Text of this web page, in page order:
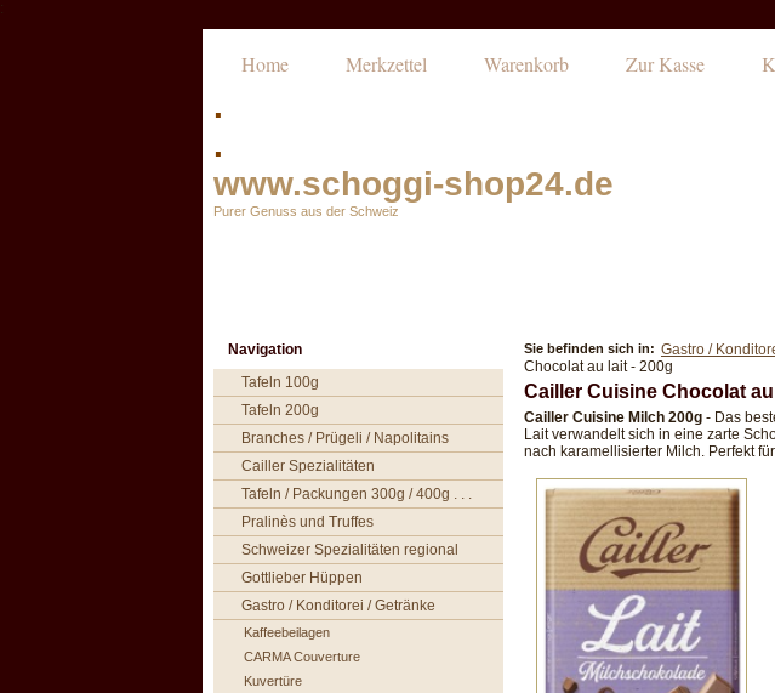
:
Home Merkzettel Warenkorb Zur Kasse
.
.
www.schoggi-shop24.de
Purer Genuss aus der Schweiz
Navigation
Tafeln 100g
Tafeln 200g
Branches / Prügeli / Napolitains
Cailler Spezialitäten
Tafeln / Packungen 300g / 400g . . .
Pralinès und Truffes
Schweizer Spezialitäten regional
Gottlieber Hüppen
Gastro / Konditorei / Getränke
Kaffeebeilagen
CARMA Couverture
Kuvertüre
Sie befinden sich in: Gastro /
Chocolat au lait - 200g
Cailler Cuisine Chocolat au
Cailler Cuisine Milch 200g - Das
Lait verwandelt sich in eine zarte
nach karamellisierter Milch. Perfekt